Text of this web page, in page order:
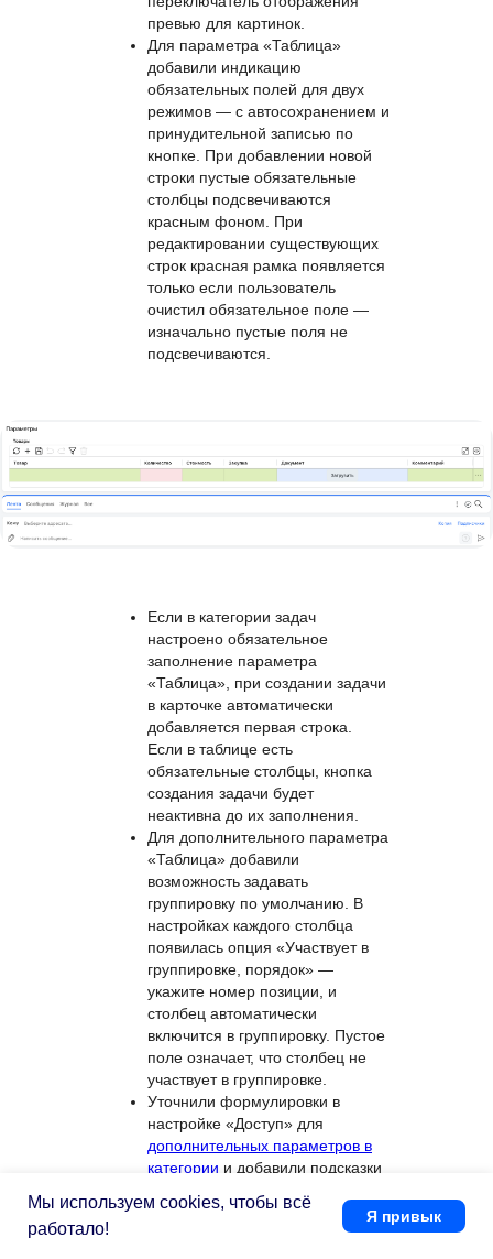
изображений для виртуальных
колонок с типом «Файл». В
настройках столбца для этого
появились опции: высота и
ширина превью, а также
переключатель отображения
превью для картинок.
Для параметра «Таблица»
добавили индикацию
обязательных полей для двух
режимов — с автосохранением и
принудительной записью по
кнопке. При добавлении новой
строки пустые обязательные
столбцы подсвечиваются
красным фоном. При
редактировании существующих
подсвечиваются.
Если в категории задач
настроено обязательное
заполнение параметра
«Таблица», при создании задачи
в карточке автоматически
добавляется первая строка.
Если в таблице есть
обязательные столбцы, кнопка
создания задачи будет
неактивна до их заполнения.
Для дополнительного параметра
«Таблица» добавили
возможность задавать
группировку по умолчанию. В
настройках каждого столбца
появилась опция «Участвует в
группировке, порядок» —
укажите номер позиции, и
столбец автоматически
включится в группировку. Пустое
поле означает, что столбец не
участвует в группировке.
Мы используем cookies, чтобы всё
работало!
Я привык